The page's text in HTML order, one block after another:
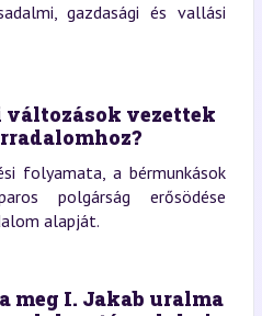
gazdasági és vallási
vezettek
folyamata, a bérmunkások
polgárság erősödése
alapját.
meg I. Jakab uralma